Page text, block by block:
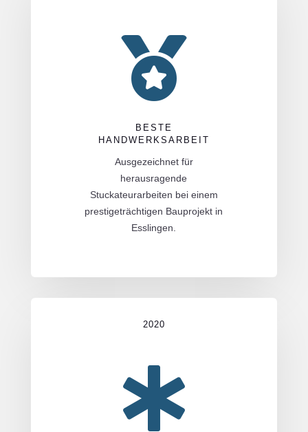

BESTE
HANDWERKSARBEIT
Ausgezeichnet für
herausragende
Stuckateurarbeiten bei einem
prestigeträchtigen Bauprojekt in
Esslingen.
2020
